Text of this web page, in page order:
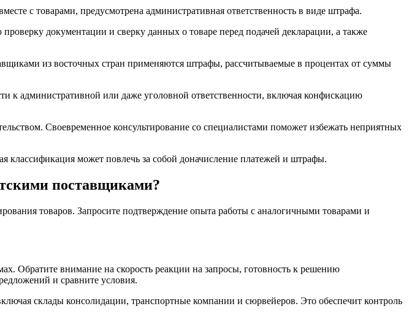
с товарами, предусмотрена административная ответственность в виде штрафа.
документации и сверку данных о товаре перед подачей декларации, а также
из восточных стран применяются штрафы, рассчитываемые в процентах от суммы
к административной или даже уголовной ответственности, включая конфискацию
Своевременное консультирование со специалистами поможет избежать неприятных
классификация может повлечь за собой доначисление платежей и штрафы.
поставщиками?
товаров. Запросите подтверждение опыта работы с аналогичными товарами и
Обратите внимание на скорость реакции на запросы, готовность к решению
и сравните условия.
склады консолидации, транспортные компании и сюрвейеров. Это обеспечит контроль